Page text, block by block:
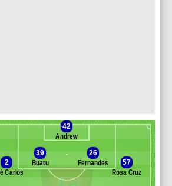
42
Andrew
39
Buatu
26
Fernandes
2
Carlos
57
Rosa Cruz